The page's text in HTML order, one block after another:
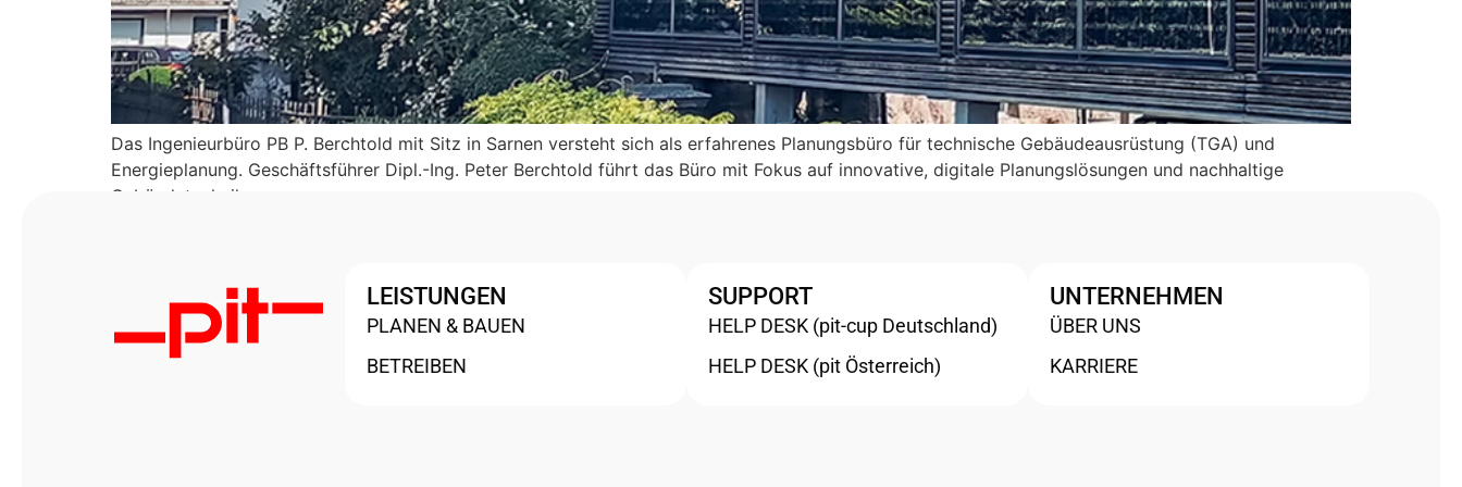
Das Ingenieurbüro PB P. Berchtold mit Sitz in Sarnen versteht sich als erfahrenes Planungsbüro für technische Gebäudeausrüstung (TGA) und
Energieplanung. Geschäftsführer Dipl.-Ing. Peter Berchtold führt das Büro mit Fokus auf innovative, digitale Planungslösungen und nachhaltige
Gebäudetechnik.
LEISTUNGEN
PLANEN & BAUEN
BETREIBEN
SUPPORT
HELP DESK (pit-cup Deutschland)
HELP DESK (pit Österreich)
UNTERNEHMEN
ÜBER UNS
KARRIERE